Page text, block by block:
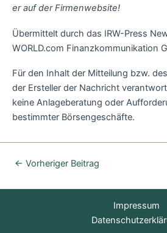
er auf der Firmenwebsite!‎
Übermittelt durch das IRW-Press
WORLD.com Finanzkommunikation
Für den Inhalt der Mitteilung bzw.
der Ersteller der Nachricht
keine Anlageberatung oder
bestimmter Börsengeschäfte.
← Vorheriger Beitrag
Impressum